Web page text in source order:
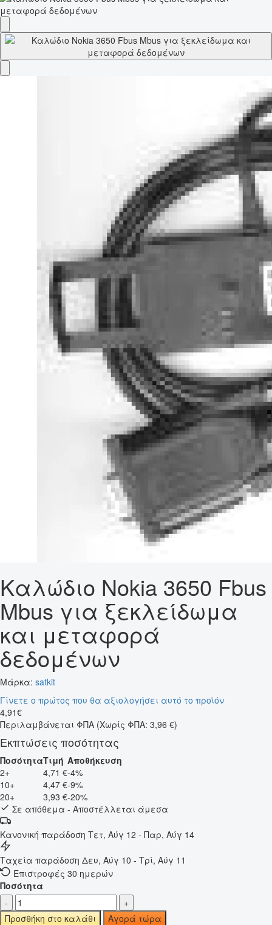
Καλώδιο Nokia 3650 Fbus
Mbus για ξεκλείδωμα
και μεταφορά
δεδομένων
Μάρκα: satkit
Γίνετε ο πρώτος που θα αξιολογήσει αυτό το προϊόν
4,91€
Περιλαμβάνεται ΦΠΑ (Χωρίς ΦΠΑ: 3,96 €)
Εκπτώσεις ποσότητας
ΠοσότηταΤιμή Αποθήκευση
2+
4,71 €-4%
10+
4,47 €-9%
20+
3,93 €-20%
Σε απόθεμα - Αποστέλλεται άμεσα
Κανονική παράδοση Τετ, Αύγ 12 - Παρ, Αύγ 14
Ταχεία παράδοση Δευ, Αύγ 10 - Τρί, Αύγ 11
Επιστροφές 30 ημερών
Ποσότητα
-
+
Προσθήκη στο καλάθι
Αγορά τώρα